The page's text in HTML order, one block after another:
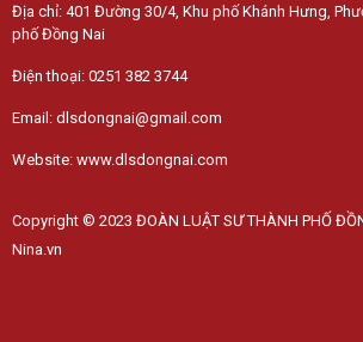
Địa chỉ: 401 Đường 30/4, Khu phố Khánh Hưng,
phố Đồng Nai
Điện thoại: 0251 382 3744
Email: dlsdongnai@gmail.com
Website: www.dlsdongnai.com
Copyright © 2023 ĐOÀN LUẬT SƯ THÀNH PHỐ
Nina.vn